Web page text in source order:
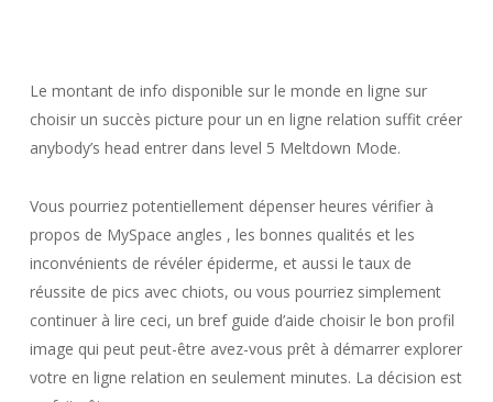
Le montant de info disponible sur le monde en ligne sur
choisir un succès picture pour un en ligne relation suffit créer
anybody’s head entrer dans level 5 Meltdown Mode.
Vous pourriez potentiellement dépenser heures vérifier à
propos de MySpace angles , les bonnes qualités et les
inconvénients de révéler épiderme, et aussi le taux de
réussite de pics avec chiots, ou vous pourriez simplement
continuer à lire ceci, un bref guide d’aide choisir le bon profil
image qui peut peut-être avez-vous prêt à démarrer explorer
votre en ligne relation en seulement minutes. La décision est